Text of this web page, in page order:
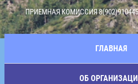
ПРИЕМНАЯ КОМИССИЯ
ГЛАВНАЯ
ОБ